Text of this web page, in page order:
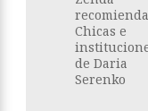
Chicas e
de Daria
Serenko